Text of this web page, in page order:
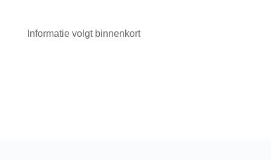
Informatie volgt binnenkort